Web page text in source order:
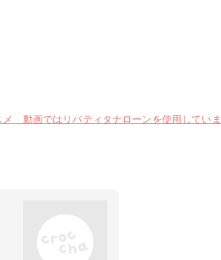
動画ではリバティタナローンを使用してい